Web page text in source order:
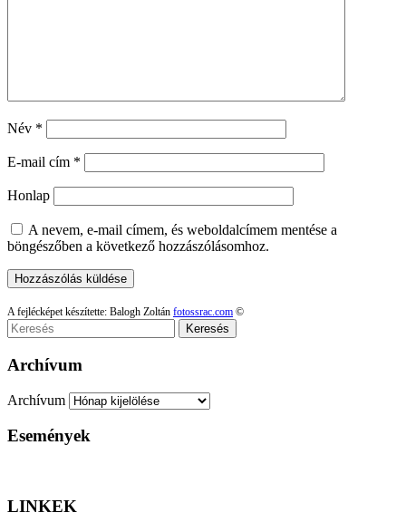
Név *
E-mail cím *
Honlap
A nevem, e-mail címem, és weboldalcímem mentése a
böngészőben a következő hozzászólásomhoz.
A fejlécképet készítette: Balogh Zoltán fotossrac.com ©
Keresés
Archívum
Archívum
Események
LINKEK